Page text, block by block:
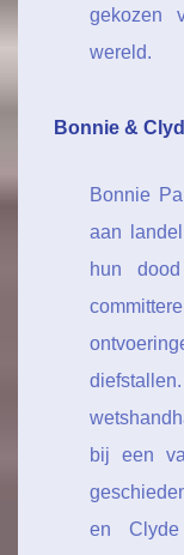
gekozen
wereld.
Bonnie &
Bonnie
aan
hun
bij een
en